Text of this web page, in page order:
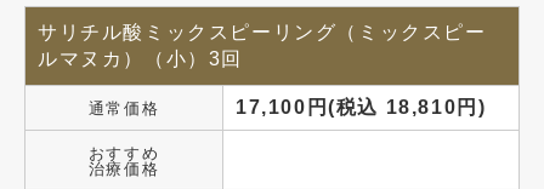
サリチル酸ミックスピーリング（ミックスピー
ルマヌカ）（小）3回
通常価格 17,100円(税込 18,810円)
おすすめ
治療価格